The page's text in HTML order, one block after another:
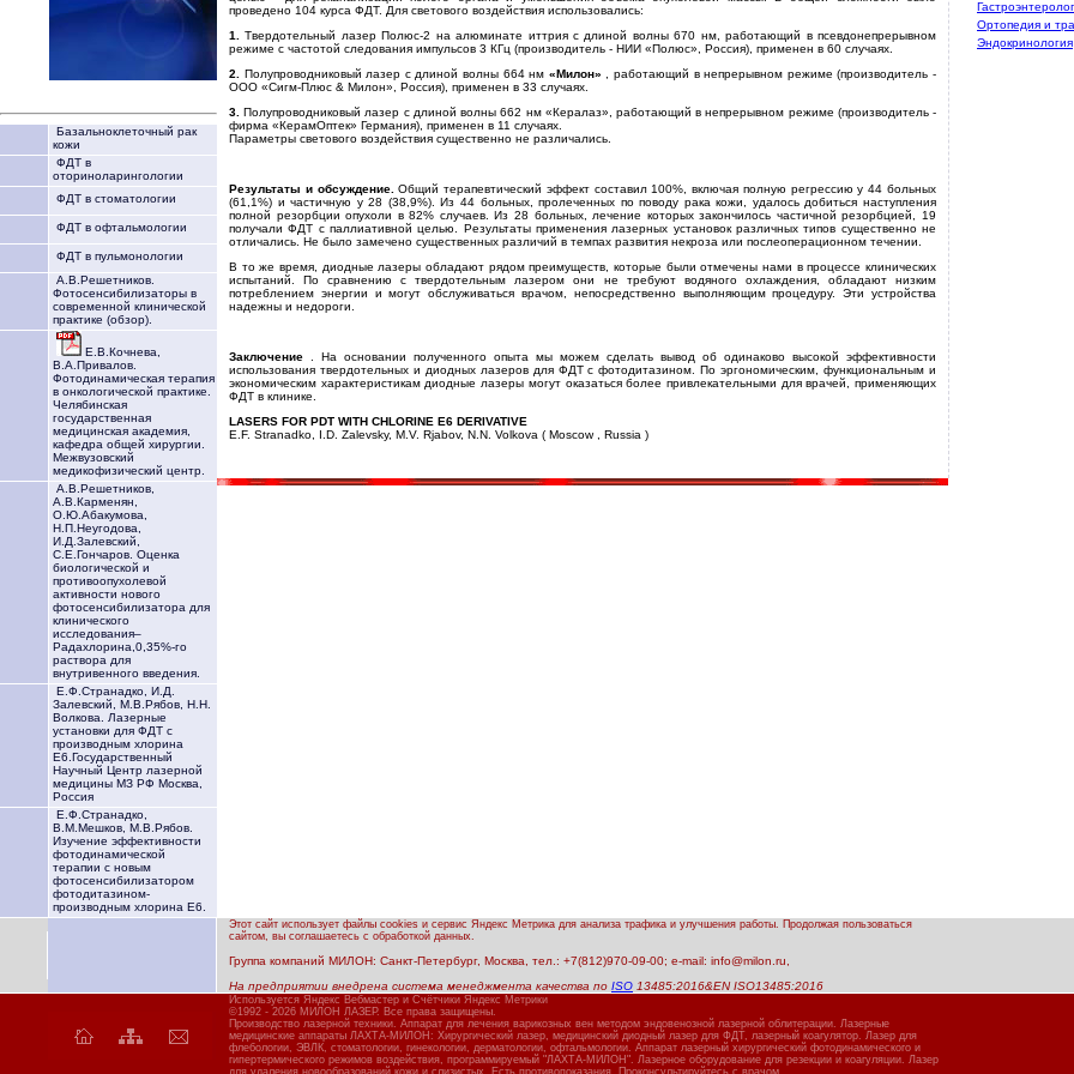
Базальноклеточный рак
кожи
ФДТ в
оториноларингологии
ФДТ в стоматологии
ФДТ в офтальмологии
ФДТ в пульмонологии
А.В.Решетников.
Фотосенсибилизаторы в
современной клинической
практике (обзор).
Е.В.Кочнева,
В.А.Привалов.
Фотодинамическая терапия
в онкологической практике.
Челябинская
государственная
медицинская академия,
кафедра общей хирургии.
Межвузовский
медикофизический центр.
А.В.Решетников,
А.В.Карменян,
О.Ю.Абакумова,
Н.П.Неугодова,
И.Д.Залевский,
С.Е.Гончаров. Оценка
биологической и
противоопухолевой
активности нового
фотосенсибилизатора для
клинического
исследования–
Радахлорина,0,35%-го
раствора для
внутривенного введения.
Е.Ф.Странадко, И.Д.
Залевский, М.В.Рябов, Н.Н.
Волкова. Лазерные
установки для ФДТ с
производным хлорина
Е6.Государственный
Научный Центр лазерной
медицины МЗ РФ Москва,
Россия
Е.Ф.Странадко,
В.М.Мешков, М.В.Рябов.
Изучение эффективности
фотодинамической
терапии с новым
фотосенсибилизатором
фотодитазином-
производным хлорина Е6.
проведено 104 курса ФДТ. Для светового воздействия использовались:
1.Твердотельный лазер Полюс-2 на алюминате иттрия с длиной волны 670 нм, работающий в псевдонепрерывном
режиме с частотой следования импульсов 3 КГц (производитель - НИИ «Полюс», Россия), применен в 60 случаях.
2. Полупроводниковый лазер с длиной волны 664 нм «Милон»
, работающий в непрерывном режиме (производитель -
ООО «Сигм-Плюс & Милон», Россия), применен в 33 случаях.
3.Полупроводниковый лазер с длиной волны 662 нм «Кералаз», работающий в непрерывном режиме (производитель -
фирма «КерамОптек» Германия), применен в 11 случаях.
Параметры светового воздействия существенно не различались.
Результаты и обсуждение.Общий терапевтический эффект составил 100%, включая полную регрессию у 44 больных
(61,1%) и частичную у 28 (38,9%). Из 44 больных, пролеченных по поводу рака кожи, удалось добиться наступления
полной резорбции опухоли в 82% случаев. Из 28 больных, лечение которых закончилось частичной резорбцией, 19
получали ФДТ с паллиативной целью. Результаты применения лазерных установок различных типов существенно не
отличались. Не было замечено существенных различий в темпах развития некроза или послеоперационном течении.
В то же время, диодные лазеры обладают рядом преимуществ, которые были отмечены нами в процессе клинических
испытаний. По сравнению с твердотельным лазером они не требуют водяного охлаждения, обладают низким
потреблением энергии и могут обслуживаться врачом, непосредственно выполняющим процедуру. Эти устройства
надежны и недороги.
Заключение
. На основании полученного опыта мы можем сделать вывод об одинаково высокой эффективности
использования твердотельных и диодных лазеров для ФДТ с фотодитазином. По эргономическим, функциональным и
экономическим характеристикам диодные лазеры могут оказаться более привлекательными для врачей, применяющих
ФДТ в клинике.
LASERS FOR PDT WITH CHLORINE E6 DERIVATIVE
E.F. Stranadko, I.D. Zalevsky, M.V. Rjabov, N.N. Volkova ( Moscow , Russia )
Ортопедия и
Эндокринология
Этот сайт использует файлы cookies и сервис Яндекс Метрика для анализа трафика и улучшения работы. Продолжая пользоваться
сайтом, вы соглашаетесь с обработкой данных.
Группа компаний МИЛОН: Санкт-Петербург, Москва, тел.: +7(812)970-09-00; e-mail: info@milon.ru,
На предприятии внедрена система менеджмента качества по ISO 13485:2016&EN ISO13485:2016
Используется Яндекс Вебмастер и Счётчики Яндекс Метрики
©1992 - 2026 МИЛОН ЛАЗЕР. Все права защищены.
Производство лазерной техники. Аппарат для лечения варикозных вен методом эндовенозной лазерной облитерации. Лазерные
медицинские аппараты ЛАХТА-МИЛОН: Хирургический лазер, медицинский диодный лазер для ФДТ, лазерный коагулятор. Лазер для
флебологии, ЭВЛК, стоматологии, гинекологии, дерматологии, офтальмологии. Аппарат лазерный хирургический фотодинамического и
гипертермического режимов воздействия, программируемый "ЛАХТА-МИЛОН". Лазерное оборудование для резекции и коагуляции. Лазер
для удаления новообразований кожи и слизистых. Есть противопоказания. Проконсультируйтесь с врачом.